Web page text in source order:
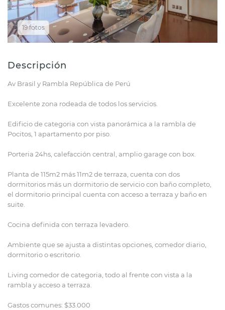
19 fotos
Descripción
Av Brasil y Rambla República de Perú
Excelente zona rodeada de todos los servicios.
Edificio de categoria con vista panorámica a la rambla de
Pocitos, 1 apartamento por piso.
Porteria 24hs, calefacción central, amplio garage con box.
Planta de 115m2 más 11m2 de terraza, cuenta con dos
dormitorios más un dormitorio de servicio con baño completo,
el dormitorio principal cuenta con acceso a terraza y baño en
suite.
Cocina definida con terraza levadero.
Ambiente que se ajusta a distintas opciones, comedor diario,
dormitorio o escritorio.
Living comedor de categoria, todo al frente con vista a la
rambla y acceso a terraza.
Gastos comunes: $33.000